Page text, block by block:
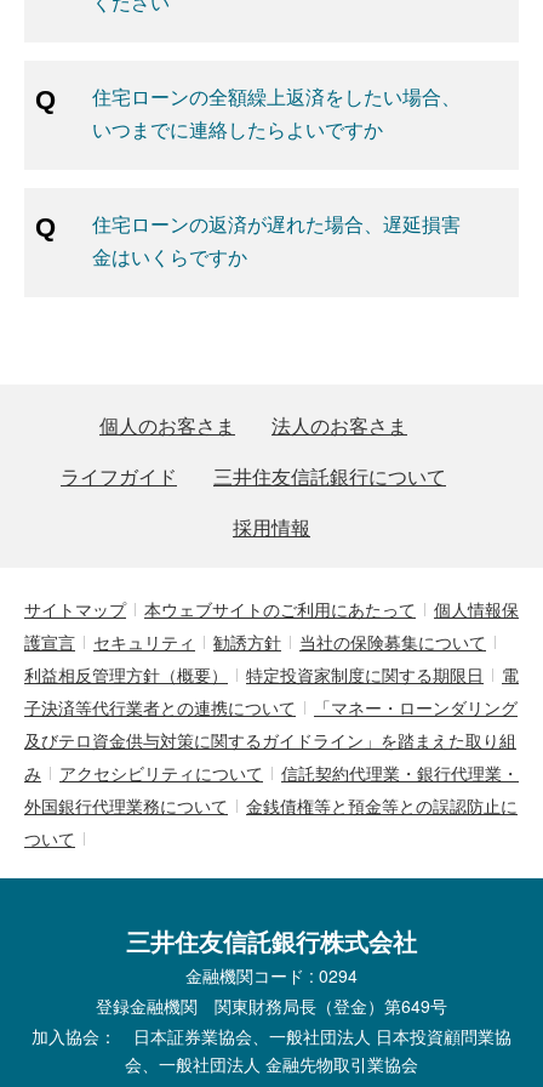
住宅ローンの全額繰上返済をしたい場合、
いつまでに連絡したらよいですか
住宅ローンの返済が遅れた場合、遅延損害
金はいくらですか
個人のお客さま
法人のお客さま
ライフガイド
三井住友信託銀行について
採用情報
サイトマップ 本ウェブサイトのご利用にあたって
個人情報保
護宣言
セキュリティ 勧誘方針
当社の保険募集について
利益相反管理方針（概要）
特定投資家制度に関する期限日
電
子決済等代行業者との連携について
「マネー・ローンダリング
及びテロ資金供与対策に関するガイドライン」を踏まえた取り組
み
アクセシビリティについて
信託契約代理業・銀行代理業・
外国銀行代理業務について
金銭債権等と預金等との誤認防止に
ついて
三井住友信託銀行株式会社
金融機関コード : 0294
登録金融機関 関東財務局長（登金）第649号
加入協会： 日本証券業協会、一般社団法人 日本投資顧問業協
会、一般社団法人 金融先物取引業協会